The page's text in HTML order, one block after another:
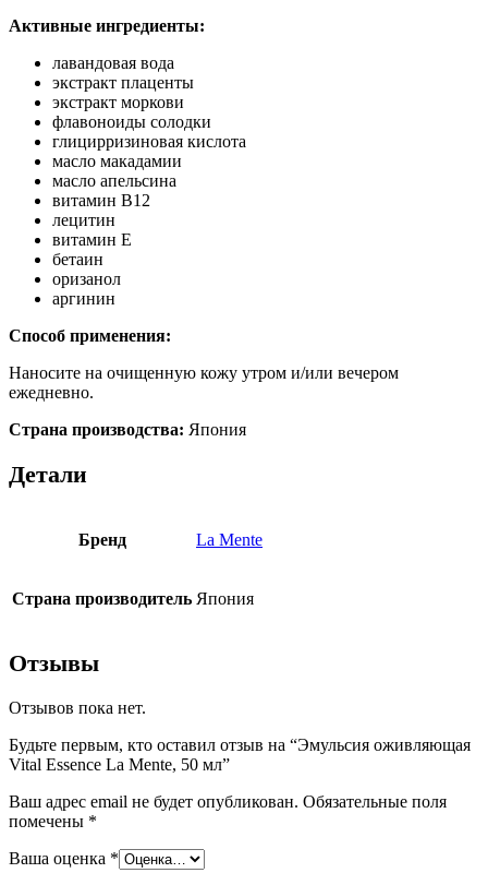
Активные ингредиенты:
лавандовая вода
экстракт плаценты
экстракт моркови
флавоноиды солодки
глицирризиновая кислота
масло макадамии
масло апельсина
витамин B12
лецитин
витамин E
бетаин
оризанол
аргинин
Способ применения:
Наносите на очищенную кожу утром и/или вечером
ежедневно.
Страна производства: Япония
Детали
Бренд La Mente
Страна производитель Япония
Отзывы
Отзывов пока нет.
Будьте первым, кто оставил отзыв на “Эмульсия оживляющая
Vital Essence La Mente, 50 мл”
Ваш адрес email не будет опубликован. Обязательные поля
помечены *
Ваша оценка *